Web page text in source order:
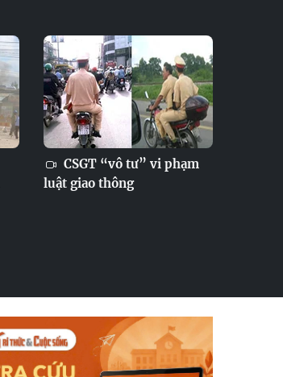
CSGT “vô tư” vi phạm
luật giao thông